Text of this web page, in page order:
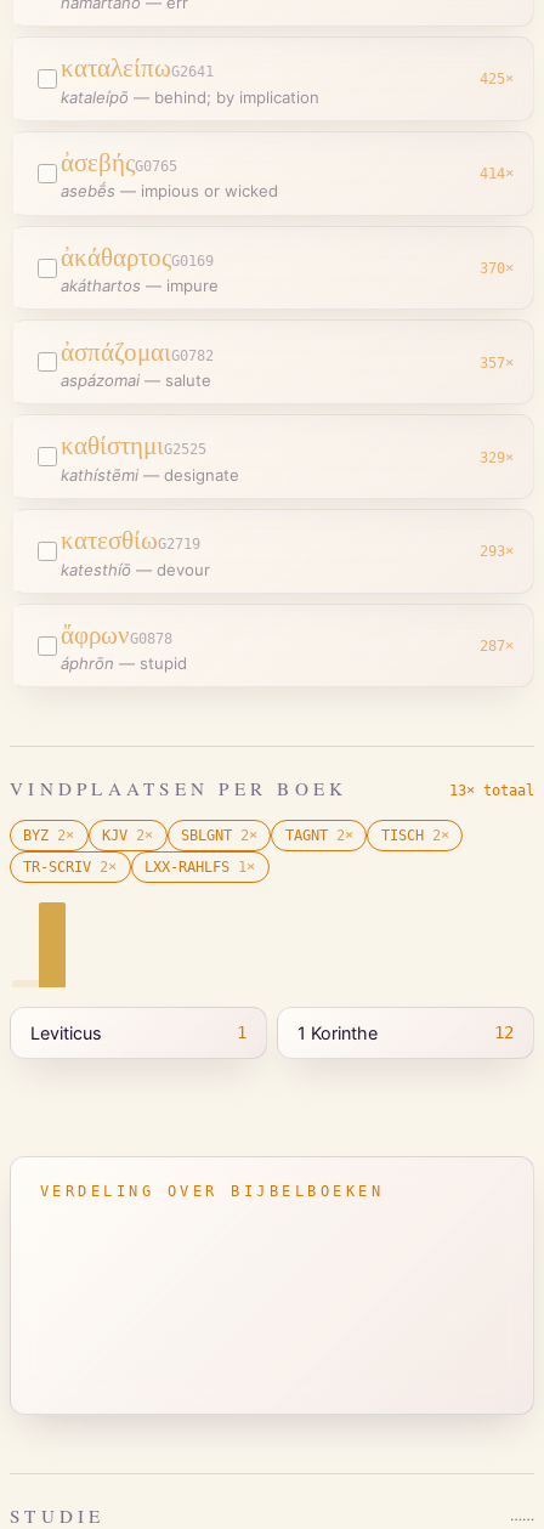
καταλείπωG2641
kataleípō — behind; by implication
425×
ἀσεβήςG0765
asebḗs — impious or wicked
414×
ἀκάθαρτοςG0169
akáthartos — impure
370×
ἀσπάζομαιG0782
aspázomai — salute
357×
καθίστημιG2525
kathístēmi — designate
329×
κατεσθίωG2719
katesthíō — devour
293×
ἄφρωνG0878
áphrōn — stupid
287×
VINDPLAATSEN PER BOEK 13× totaal
BYZ 2× KJV 2× SBLGNT 2× TAGNT 2× TISCH 2×
TR-SCRIV 2× LXX-RAHLFS 1×
Leviticus 1 1 Korinthe 12
VERDELING OVER BIJBELBOEKEN
STUDIE ……